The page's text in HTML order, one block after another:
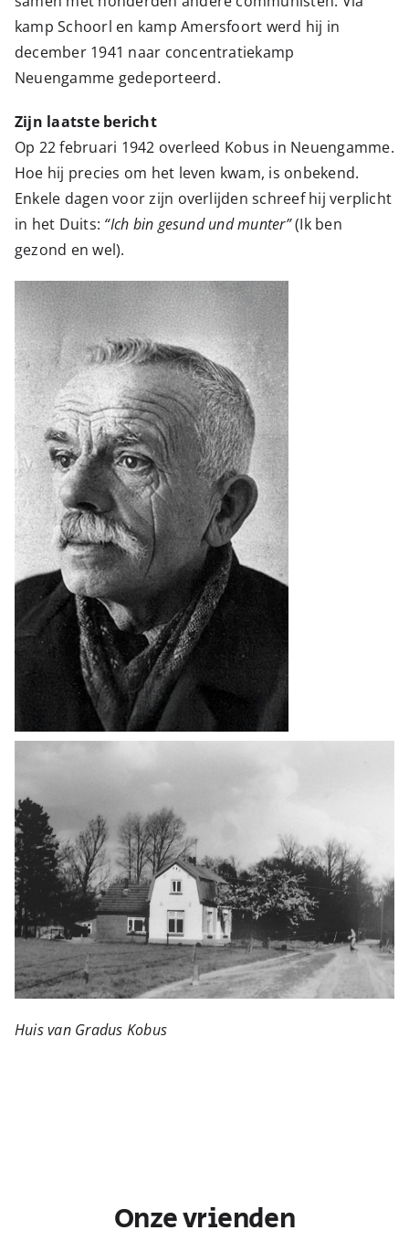
kamp Schoorl en kamp Amersfoort werd hij in
december 1941 naar concentratiekamp
Neuengamme gedeporteerd.
Zijn laatste bericht
Op 22 februari 1942 overleed Kobus in Neuengamme.
Hoe hij precies om het leven kwam, is onbekend.
Enkele dagen voor zijn overlijden schreef hij verplicht
in het Duits: “Ich bin gesund und munter”(Ik ben
gezond en wel).
Huis van Gradus Kobus
Onze vrienden